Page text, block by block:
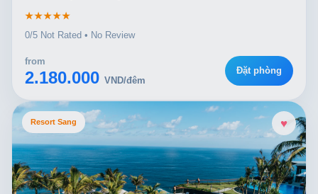
★★★★★
0/5 Not Rated • No Review
from
2.180.000 VND/đêm
Đặt phòng
Resort Sang ♥